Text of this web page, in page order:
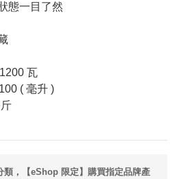
態一目了然
1200 瓦
100 ( 毫升 )
斤
類，【eShop 限定】購買指定品牌產